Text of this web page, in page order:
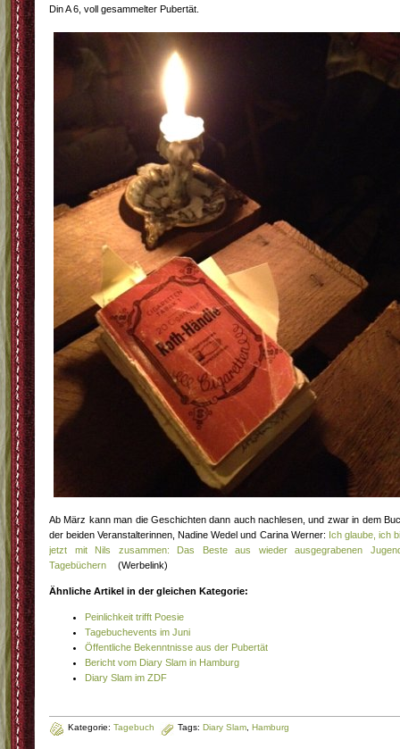
Din A 6, voll gesammelter Pubertät.
Ab März kann man die Geschichten dann auch nachlesen, und zwar in dem
der beiden Veranstalterinnen, Nadine Wedel und Carina Werner: Ich glaube, ich
jetzt mit Nils zusammen: Das Beste aus wieder ausgegrabenen
Tagebüchern
(Werbelink)
Ähnliche Artikel in der gleichen Kategorie:
Peinlichkeit trifft Poesie
Tagebuchevents im Juni
Öffentliche Bekenntnisse aus der Pubertät
Bericht vom Diary Slam in Hamburg
Diary Slam im ZDF
Kategorie: Tagebuch Tags: Diary Slam Hamburg